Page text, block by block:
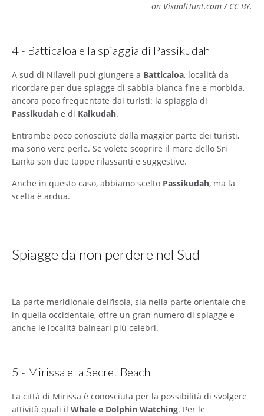
on VisualHunt.com / CC BY.
4 - Batticaloa e la spiaggia di Passikudah
A sud di Nilaveli puoi giungere a Batticaloa, località da
ricordare per due spiagge di sabbia bianca fine e morbida,
ancora poco frequentate dai turisti: la spiaggia di
Passikudah e di Kalkudah.
Entrambe poco conosciute dalla maggior parte dei turisti,
ma sono vere perle. Se volete scoprire il mare dello Sri
Lanka son due tappe rilassanti e suggestive.
Anche in questo caso, abbiamo scelto Passikudah, ma la
scelta è ardua.
Spiagge da non perdere nel Sud
La parte meridionale dell’isola, sia nella parte orientale che
in quella occidentale, offre un gran numero di spiagge e
anche le località balneari più celebri.
5 - Mirissa e la Secret Beach
La città di Mirissa è conosciuta per la possibilità di svolgere
attività quali il Whale e Dolphin Watching. Per le